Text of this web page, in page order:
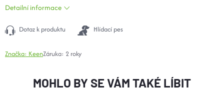
Detailní informace
Dotaz k produktu Hlídací pes
Značka: KeenZáruka: 2 roky
MOHLO BY SE VÁM TAKÉ LÍBIT